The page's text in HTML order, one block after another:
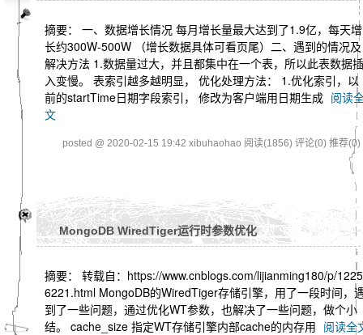
摘要： 一、数据增长情况 每月增长量最大达到了1.9亿，每天增
长约300W-500W （增长数据具体可看页尾）二、遇到的情况及
解决方法 1.数据量过大，并且都集中在一个表，所以此表数据插
入变慢。 表索引越多越明显， 优化处理方法： 1.优化索引，以
前的startTime日期字段索引， 修改为客户端用日期生成 阅读
文
posted @ 2020-02-15 19:42 xibuhaohao 阅读(1856) 评论(0) 推荐(0)
MongoDB WiredTiger运行时参数优化
摘要： 转载自：https://www.cnblogs.com/lijianming180/p/1225
6221.html MongoDB的WiredTiger存储引擎，用了一段时间，
到了一些问题，通过优化WT参数，也解决了一些问题，做个小
结。 cache_size 指定WT存储引擎内部cache的内存用 阅读全